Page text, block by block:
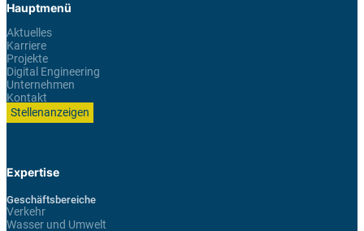
Hauptmenü
Aktuelles
Karriere
Projekte
Digital Engineering
Unternehmen
Kontakt
Stellenanzeigen
Expertise
Geschäftsbereiche
Verkehr
Wasser und Umwelt